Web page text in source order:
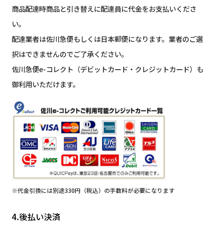
商品配達時商品と引き替えに配達員に代金をお支払いくださ
い。
配達業者は佐川急便もしくは日本郵便になります。業者のご選
択はできませんのでご了承ください。
佐川急便e-コレクト（デビットカード・クレジットカード）も
御利用いただけます。
※代金引換には別途330円（税込）の手数料が必要になります
4.後払い決済